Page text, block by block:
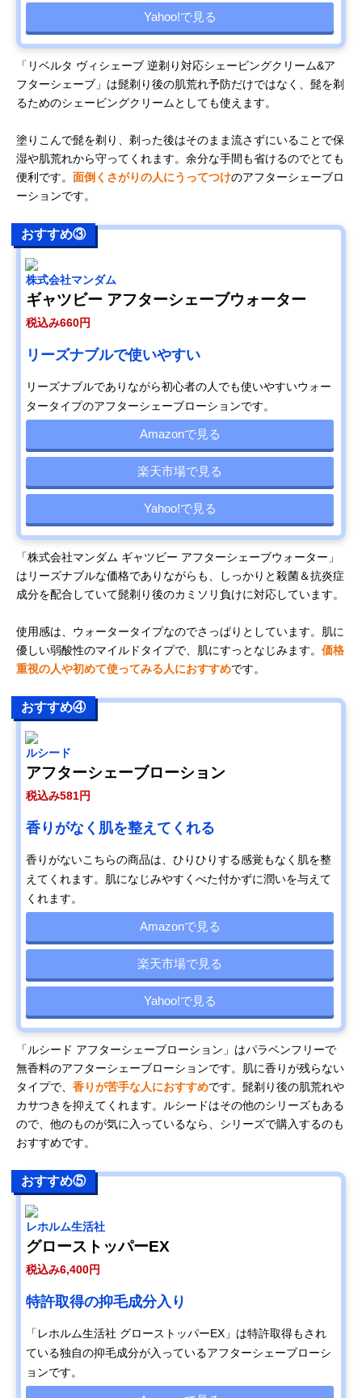
Yahoo!で見る
「リベルタ ヴィシェーブ 逆剃り対応シェービングクリーム&ア
フターシェーブ」は髭剃り後の肌荒れ予防だけではなく、髭を剃
るためのシェービングクリームとしても使えます。
塗りこんで髭を剃り、剃った後はそのまま流さずにいることで保
湿や肌荒れから守ってくれます。余分な手間も省けるのでとても
便利です。 面倒くさがりの人にうってつけのアフターシェーブロ
ーションです。
おすすめ③
株式会社マンダム
ギャツビー アフターシェーブウォーター
税込み660円
リーズナブルで使いやすい
リーズナブルでありながら初心者の人でも使いやすいウォー
タータイプのアフターシェーブローションです。
Amazonで見る
楽天市場で見る
Yahoo!で見る
「株式会社マンダム ギャツビー アフターシェーブウォーター」
はリーズナブルな価格でありながらも、しっかりと殺菌＆抗炎症
成分を配合していて髭剃り後のカミソリ負けに対応しています。
使用感は、ウォータータイプなのでさっぱりとしています。肌に
優しい弱酸性のマイルドタイプで、肌にすっとなじみます。 価格
重視の人や初めて使ってみる人におすすめです。
おすすめ④
ルシード
アフターシェーブローション
税込み581円
香りがなく肌を整えてくれる
香りがないこちらの商品は、ひりひりする感覚もなく肌を整
えてくれます。肌になじみやすくべた付かずに潤いを与えて
くれます。
Amazonで見る
楽天市場で見る
Yahoo!で見る
「ルシード アフターシェーブローション」はパラベンフリーで
無香料のアフターシェーブローションです。肌に香りが残らない
タイプで、 香りが苦手な人におすすめです。髭剃り後の肌荒れや
カサつきを抑えてくれます。ルシードはその他のシリーズもある
ので、他のものが気に入っているなら、シリーズで購入するのも
おすすめです。
おすすめ⑤
レホルム生活社
グローストッパーEX
税込み6,400円
特許取得の抑毛成分入り
「レホルム生活社 グローストッパーEX」は特許取得もされ
ている独自の抑毛成分が入っているアフターシェーブローシ
ョンです。